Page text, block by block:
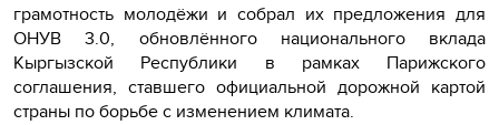
грамотность молодёжи и собрал их предложения для
ОНУВ 3.0, обновлённого национального вклада
Кыргызской Республики в рамках Парижского
соглашения, ставшего официальной дорожной картой
страны по борьбе с изменением климата.